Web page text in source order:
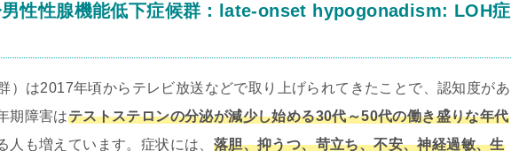
男性性腺機能低下症候群：late-onset hypogonadism: LOH症
）は2017年頃からテレビ放送などで取り上げられてきたことで、認知度があ
期障害はテストステロンの分泌が減少し始める30代～50代の働き盛りな年代
人も増えています。症状には、 落胆、抑うつ、苛立ち、不安、神経過敏、生